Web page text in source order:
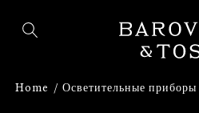
Home Осветительные приборы
ВОЙТИ